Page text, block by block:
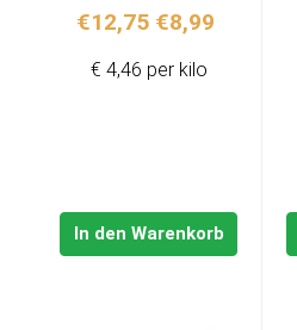
€12,75 Ursprünglicher
war:
€8,99
In den Warenkorb
€ 4,46 per kilo